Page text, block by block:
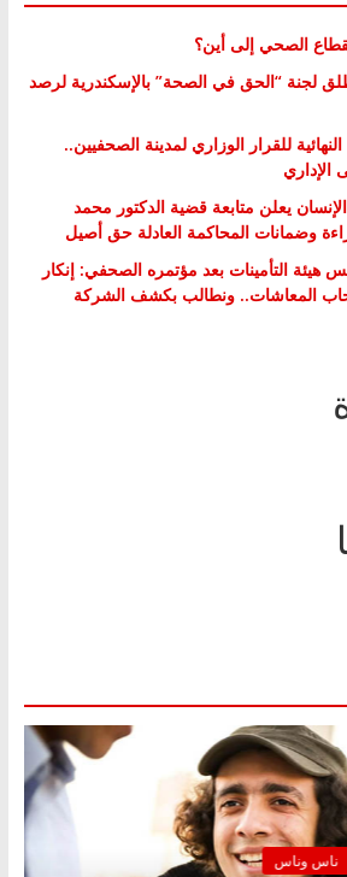
الصحي إلى أين؟
لجنة “الحق في الصحة” بالإسكندرية لرصد
للقرار الوزاري لمدينة الصحفيين..
الإداري
يعلن متابعة قضية الدكتور محمد
وضمانات المحاكمة العادلة حق أصيل
هيئة التأمينات بعد مؤتمره الصحفي: إنكار
المعاشات.. ونطالب بكشف الشركة
مصر ناس وناس